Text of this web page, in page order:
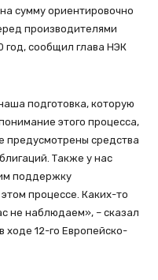
сумму ориентировочно
производителями
год, сообщил глава НЭК
подготовка, которую
этого процесса,
предусмотрены средства
Также у нас
поддержку
процессе. Каких-то
не наблюдаем», – сказал
ходе 12-го Европейско-